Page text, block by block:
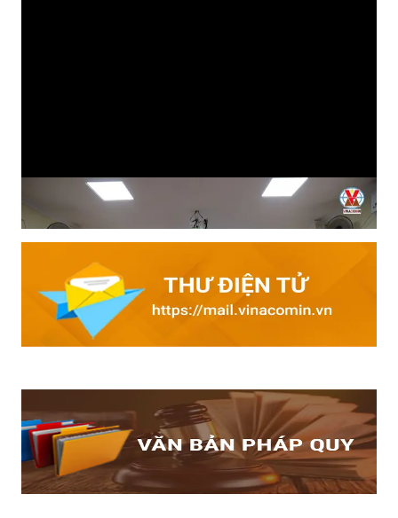
Tìm hiểu kiến thức an toàn đầu ca: Cách làm hiệu quả của
Than Mạo Khê